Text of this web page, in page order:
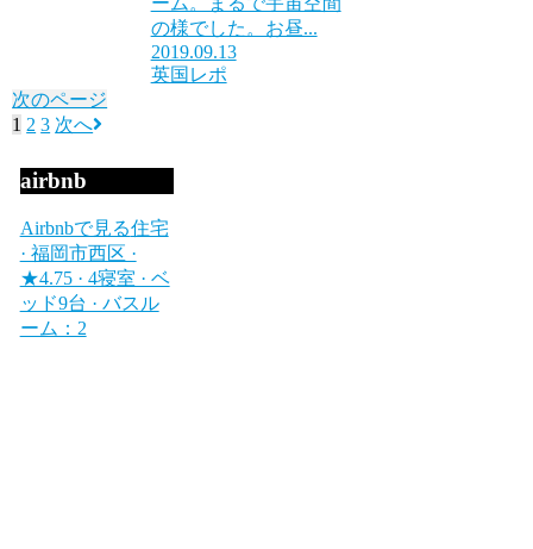
の様でした。お昼...
2019.09.13
英国レポ
次のページ
1 2 3 次へ
airbnb
Airbnbで見る住宅
· 福岡市西区 ·
★4.75 · 4寝室 · ベ
ッド9台 · バスル
ーム：2